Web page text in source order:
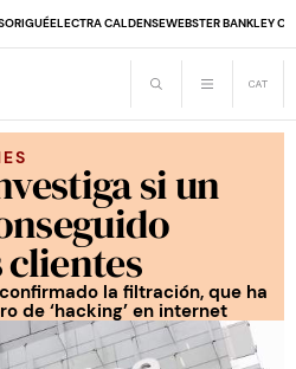
ELECTRA CALDENSEWEBSTER BANKLEY
si un
clientes
la filtración, que ha
de ‘hacking’ en internet